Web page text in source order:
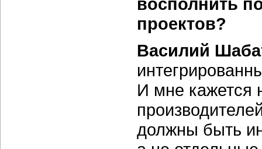
проектов?
Василий
И мне кажется
должны быть